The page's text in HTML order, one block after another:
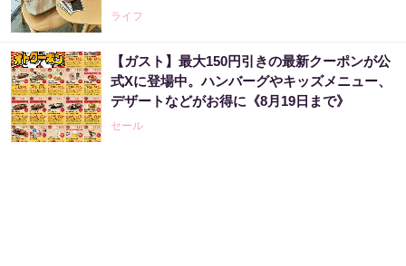
売り場じゃ教えてくれない！当たる人だけが
やってる宝くじの習慣
PR（合同会社デジタルファーム ）
ライフ
【ガスト】最大150円引きの最新クーポンが公
式Xに登場中。ハンバーグやキッズメニュー、
デザートなどがお得に《8月19日まで》
セール